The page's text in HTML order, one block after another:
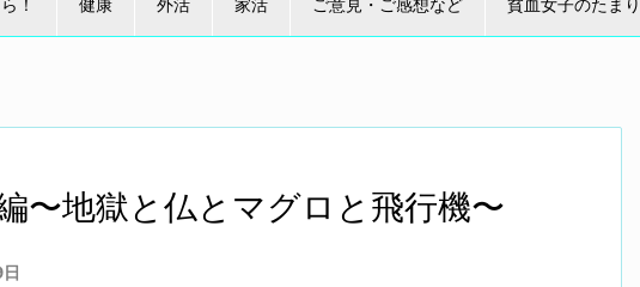
〜地獄と仏とマグロと飛行機〜